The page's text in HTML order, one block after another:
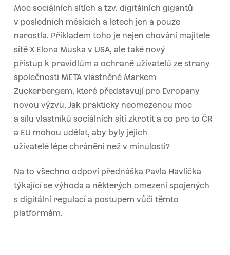
Moc sociálních sítích a tzv. digitálních gigantů
v posledních měsících a letech jen a pouze
narostla. Příkladem toho je nejen chování majitele
sítě X Elona Muska v USA, ale také nový
přístup k pravidlům a ochraně uživatelů ze strany
společnosti META vlastněné Markem
Zuckerbergem, které představují pro Evropany
novou výzvu. Jak prakticky neomezenou moc
a sílu vlastníků sociálních sítí zkrotit a co pro to ČR
a EU mohou udělat, aby byly jejich
uživatelé lépe chráněni než v minulosti?
Na to všechno odpoví přednáška Pavla Havlíčka
týkající se výhoda a některých omezení spojených
s digitální regulací a postupem vůči těmto
platformám.